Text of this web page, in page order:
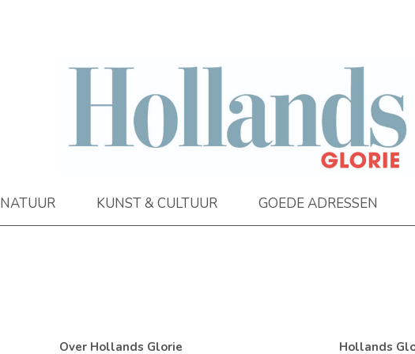
NATUUR KUNST & CULTUUR GOEDE ADRESSEN
Over Hollands Glorie Hollands